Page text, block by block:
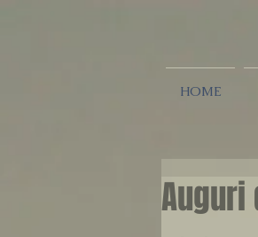
HOME
Auguri